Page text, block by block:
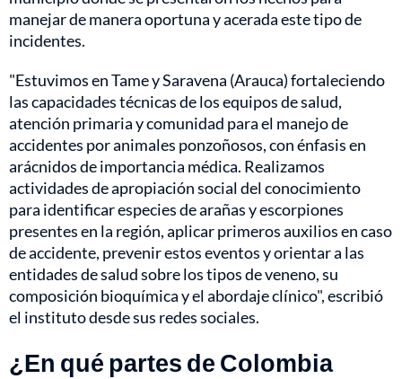
manejar de manera oportuna y acerada este tipo de
incidentes.
"Estuvimos en Tame y Saravena (Arauca) fortaleciendo
las capacidades técnicas de los equipos de salud,
atención primaria y comunidad para el manejo de
accidentes por animales ponzoñosos, con énfasis en
arácnidos de importancia médica. Realizamos
actividades de apropiación social del conocimiento
para identificar especies de arañas y escorpiones
presentes en la región, aplicar primeros auxilios en caso
de accidente, prevenir estos eventos y orientar a las
entidades de salud sobre los tipos de veneno, su
composición bioquímica y el abordaje clínico", escribió
el instituto desde sus redes sociales.
¿En qué partes de Colombia